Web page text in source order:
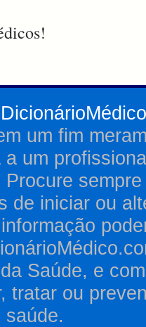
um fim
um
de iniciar ou
Saúde, e
tratar ou